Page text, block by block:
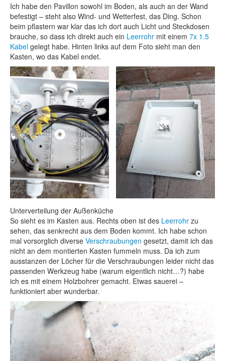
Ich habe den Pavillon sowohl im Boden, als auch an der Wand
befestigt – steht also Wind- und Wetterfest, das Ding. Schon
beim pflastern war klar das ich dort auch Licht und Steckdosen
brauche, so dass ich direkt auch ein Leerrohr mit einem 7x 1.5
Kabel gelegt habe. Hinten links auf dem Foto sieht man den
Kasten, wo das Kabel endet.
Unterverteilung der Außenküche
So sieht es im Kasten aus. Rechts oben ist des Leerrohr zu
sehen, das senkrecht aus dem Boden kommt. Ich habe schon
mal vorsorglich diverse Verschraubungen gesetzt, damit ich das
nicht an dem montierten Kasten fummeln muss. Da ich zum
ausstanzen der Löcher für die Verschraubungen leider nicht das
passenden Werkzeug habe (warum eigentlich nicht…?) habe
ich es mit einem Holzbohrer gemacht. Etwas sauerei –
funktioniert aber wunderbar.